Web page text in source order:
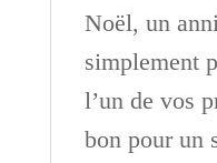
Noël, un
simplement
l’un de vos
bon pour un